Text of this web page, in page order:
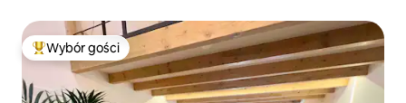
Najpopularniejsze z kategorii Wybór gości
Wybór gości